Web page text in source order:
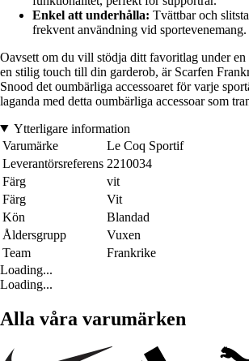
Enkel att underhålla: Tvättbar och
frekvent användning vid sportevenemang.
Oavsett om du vill stödja ditt favoritlag under
en stilig touch till din garderob, är Scarfen
Snood det oumbärliga accessoaret för varje
laganda med detta oumbärliga accessoar som
Ytterligare information
Varumärke
Le Coq Sportif
Leverantörsreferens 2210034
Färg
vit
Färg
Vit
Kön
Blandad
Åldersgrupp
Vuxen
Team
Frankrike
Loading...
Loading...
Alla våra varumärken